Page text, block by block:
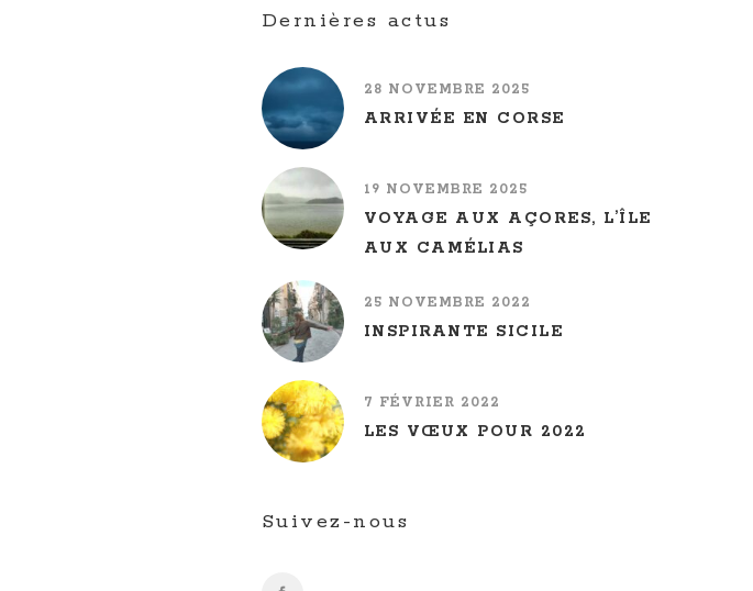
Dernières actus
28 NOVEMBRE 2025
ARRIVÉE EN CORSE
19 NOVEMBRE 2025
VOYAGE AUX AÇORES, L’ÎLE
AUX CAMÉLIAS
25 NOVEMBRE 2022
INSPIRANTE SICILE
7 FÉVRIER 2022
LES VŒUX POUR 2022
Suivez-nous